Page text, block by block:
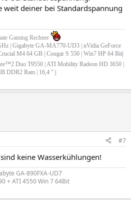
deiner bei Standardspannung
Gaming Rechner
| Gigabyte GA-MA770-UD3 | nVidia GeForce
M4 64 GB | Cougar S 550 | Win7 HP 64 Bit|
Duo T9550 | ATI Mobility Radeon HD 3650 |
DDR2 Ram | 16,4 "
#7
keine Wasserkühlungen!
GA-890FXA-UD7
+ ATI 4550 Win 7 64Bit